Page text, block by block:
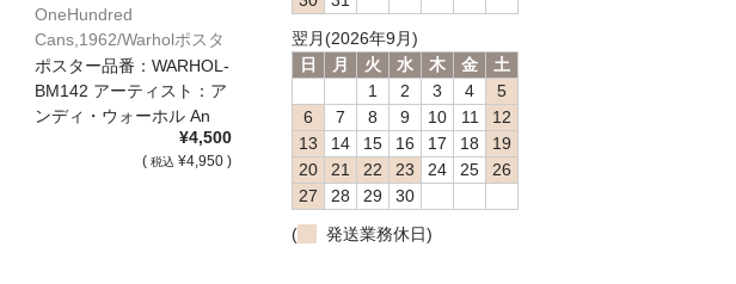
OneHundred
Cans,1962/Warholポスタ
ー[BM142]
ポスター品番：WARHOL-
BM142 アーティスト：ア
ンディ・ウォーホル An
¥4,500
( 税込 ¥4,950 )
翌月(2026年9月)
日
月 火 水 木 金
土
1
2 3 4
5
6
7 8 9 10 11
12
13
14 15 16 17 18
19
20
21 22 23 24 25
26
27
28 29
30
(
発送業務休日)